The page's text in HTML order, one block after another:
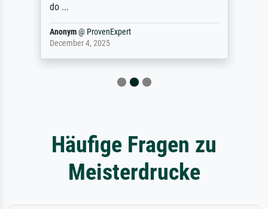
do ...
Anonym@ ProvenExpert
December 4, 2025
Häufige Fragen zu
Meisterdrucke